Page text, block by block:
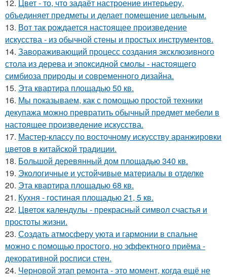
12. Цвет - то, что задаёт настроение интерьеру,
объединяет предметы и делает помещение цельным.
13. Вот так рождается настоящее произведение
искусства - из обычной стены и простых инструментов.
14. Завораживающий процесс создания эксклюзивного
стола из дерева и эпоксидной смолы - настоящего
симбиоза природы и современного дизайна.
15. Эта квартира площадью 50 кв.
16. Мы показываем, как с помощью простой техники
декупажа можно превратить обычный предмет мебели в
настоящее произведение искусства.
17. Мастер-классу по восточному искусству аранжировки
цветов в китайской традиции.
18. Большой деревянный дом площадью 340 кв.
19. Экологичные и устойчивые материалы в отделке
20. Эта квартира площадью 68 кв.
21. Кухня - гостиная площадью 21, 5 кв.
22. Цветок календулы - прекрасный символ счастья и
простоты жизни.
23. Создать атмосферу уюта и гармонии в спальне
можно с помощью простого, но эффектного приёма -
декоративной росписи стен.
24. Черновой этап ремонта - это момент, когда ещё не